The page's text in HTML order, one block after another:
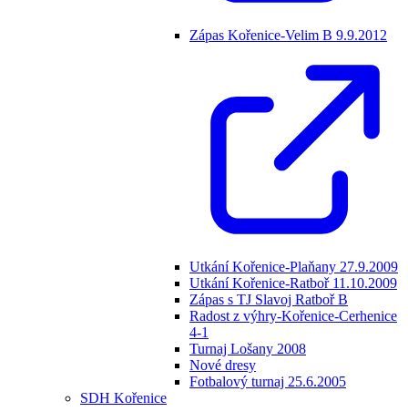
Zápas Kořenice-Velim B 9.9.2012
Utkání Kořenice-Plaňany 27.9.2009
Utkání Kořenice-Ratboř 11.10.2009
Zápas s TJ Slavoj Ratboř B
Radost z výhry-Kořenice-Cerhenice
4-1
Turnaj Lošany 2008
Nové dresy
Fotbalový turnaj 25.6.2005
SDH Kořenice